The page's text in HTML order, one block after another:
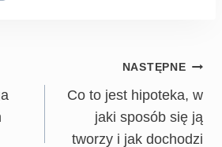
NASTĘPNE
Co to jest hipoteka, w
jaki sposób się ją
tworzy i jak dochodzi